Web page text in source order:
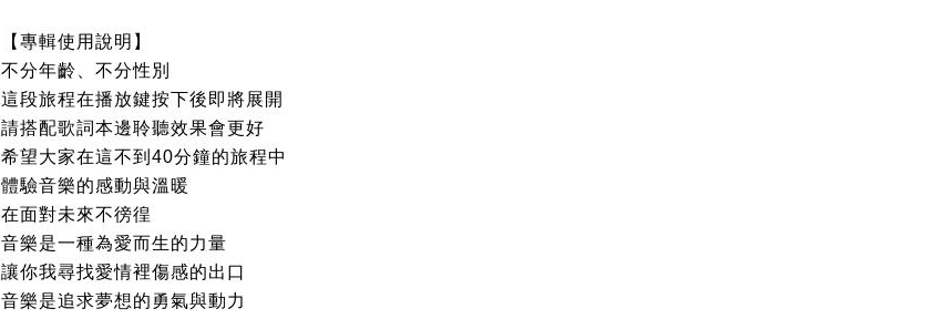
【專輯使用說明】
不分年齡、不分性別
這段旅程在播放鍵按下後即將展開
請搭配歌詞本邊聆聽效果會更好
希望大家在這不到40分鐘的旅程中
體驗音樂的感動與溫暖
在面對未來不徬徨
音樂是一種為愛而生的力量
讓你我尋找愛情裡傷感的出口
音樂是追求夢想的勇氣與動力